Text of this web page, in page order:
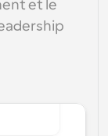
et le